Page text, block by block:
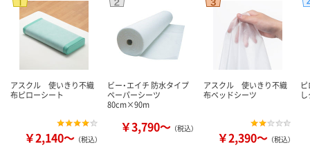
アスクル 使いきり不織
布ピローシート
￥2,140～ （税込）
ビー・エイチ 防水タイプ
ペーパーシーツ
80cm×90m
￥3,790～ （税込）
アスクル 使いきり不織
布ベッドシーツ
￥2,390～ （税込）